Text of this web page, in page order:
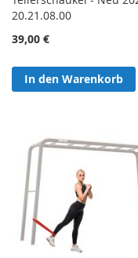
20.21.08.00
39,00 €
In den Warenkorb